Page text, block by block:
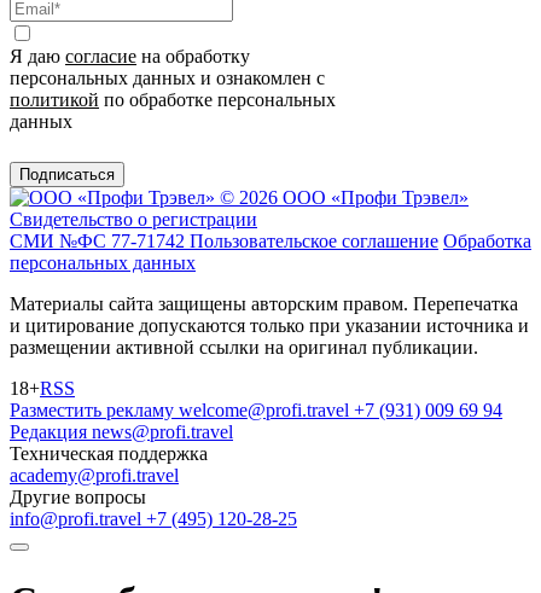
Я даю согласие на обработку
персональных данных и ознакомлен с
политикой по обработке персональных
данных
Подписаться
© 2026 ООО «Профи Трэвeл»
Свидетельство о регистрации
СМИ №ФС 77-71742 Пользовательское соглашение Обработка
персональных данных
Материалы сайта защищены авторским правом. Перепечатка
и цитирование допускаются только при указании источника и
размещении активной ссылки на оригинал публикации.
18+RSS
Разместить рекламу welcome@profi.travel +7 (931) 009 69 94
Редакция news@profi.travel
Техническая поддержка
academy@profi.travel
Другие вопросы
info@profi.travel +7 (495) 120-28-25